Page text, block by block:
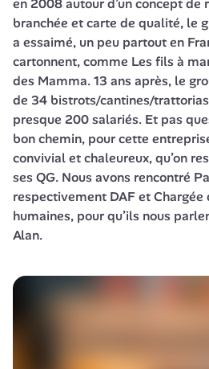
en 2008 autour d’un concept de
branchée et carte de qualité, le
a essaimé, un peu partout en
cartonnent, comme Les fils à
des Mamma. 13 ans après, le
de 34 bistrots/cantines/
presque 200 salariés. Et pas
bon chemin, pour cette
convivial et chaleureux, qu’on
ses QG. Nous avons rencontré
respectivement DAF et Chargée
humaines, pour qu’ils nous
Alan.